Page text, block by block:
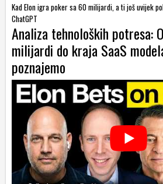
Kad Elon igra poker sa 60 milijardi, a ti još uvijek
ChatGPT
Analiza tehnoloških potresa:
milijardi do kraja SaaS
poznajemo